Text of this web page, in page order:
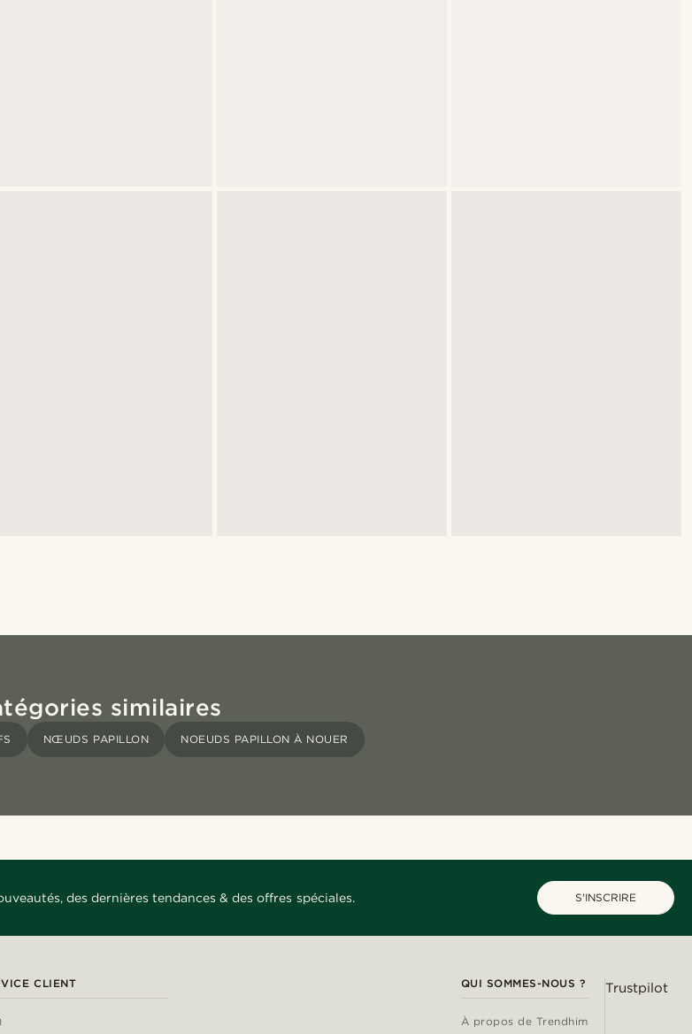
similaires
NŒUDS PAPILLON NOEUDS PAPILLON À NOUER
des dernières tendances & des offres spéciales. S'INSCRIRE
CLIENT QUI SOMMES-NOUS ?
À propos de Trendhim
Trustpilot